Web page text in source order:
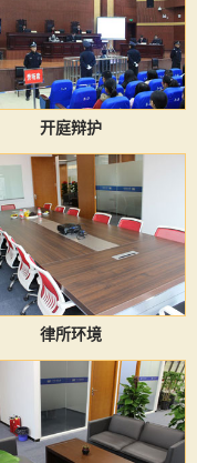
开庭辩护
律所环境